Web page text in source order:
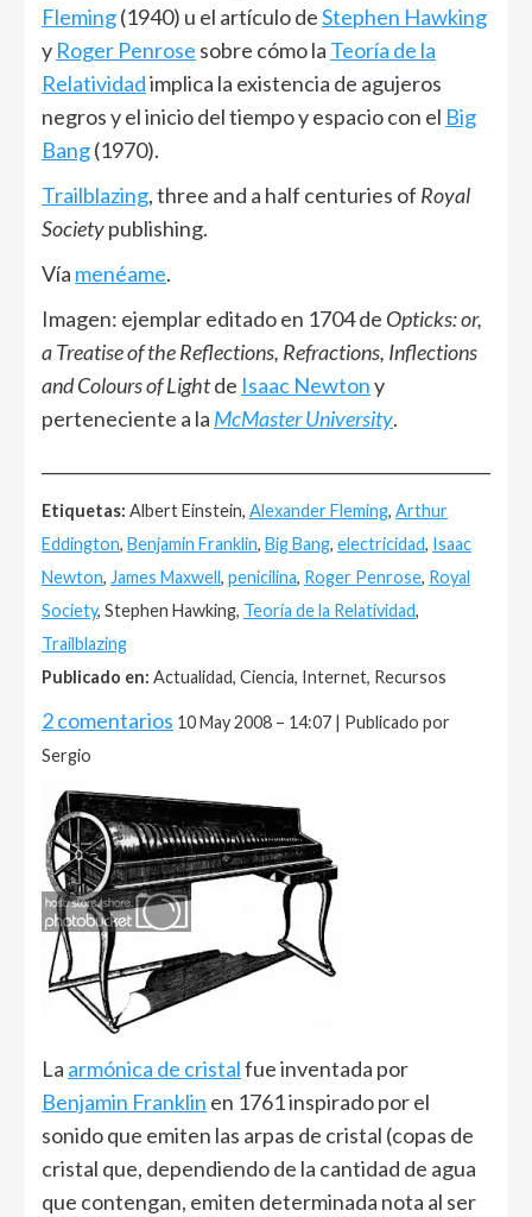
Fleming(1940) u el artículo deStephen Hawking
y Roger Penrose sobre cómo la Teoría de la
Relatividadimplica la existencia de agujeros
negros y el inicio del tiempo y espacio con el Big
Bang(1970).
Trailblazing, three and a half centuries of Royal
Societypublishing.
Vía menéame.
Imagen: ejemplar editado en 1704 de Opticks: or,
a Treatise of the Reflections, Refractions, Inflections
and Colours of Lightde Isaac Newtony
perteneciente a la McMaster University.
Etiquetas: Albert Einstein, Alexander Fleming, Arthur
Eddington, Benjamin Franklin, Big Bang, electricidad, Isaac
Newton, James Maxwell, penicilina, Roger Penrose, Royal
Society, Stephen Hawking, Teoría de la Relatividad,
Trailblazing
Publicado en: Actualidad, Ciencia, Internet, Recursos
2 comentarios 10 May 2008 – 14:07 | Publicado por
Sergio
La armónica de cristalfue inventada por
Benjamin Franklin en 1761 inspirado por el
sonido que emiten las arpas de cristal (copas de
cristal que, dependiendo de la cantidad de agua
que contengan, emiten determinada nota al ser